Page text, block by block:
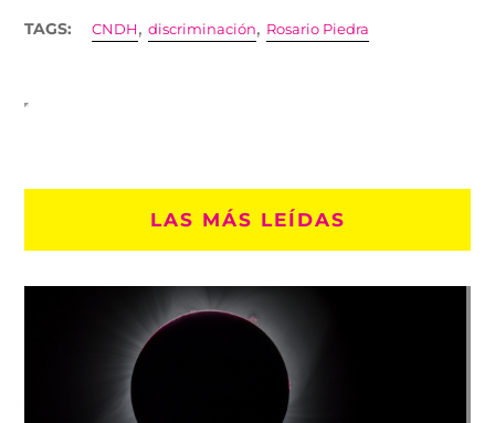
TAGS: CNDH ,discriminación, Rosario Piedra
LAS MÁS LEÍDAS